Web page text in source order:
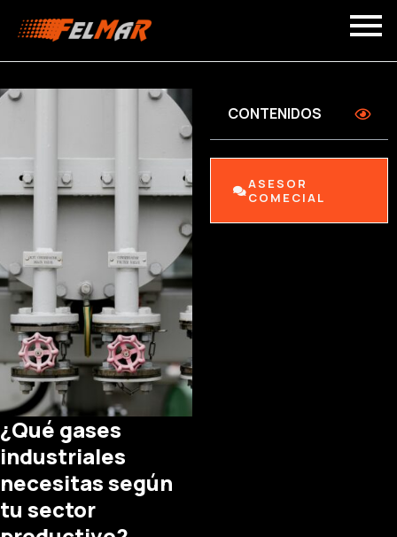
CONTENIDOS
ASESOR
COMECIAL
¿Qué gases
industriales
necesitas según
tu sector